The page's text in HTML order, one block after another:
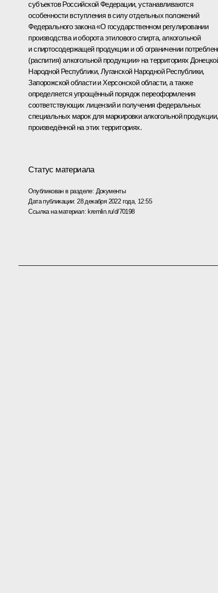
субъектов Российской Федерации, устанавливаются
особенности вступления в силу отдельных положений
Федерального закона «О государственном регулировании
производства и оборота этилового спирта, алкогольной
и спиртосодержащей продукции и об ограничении
(распития) алкогольной продукции» на территориях
Народной Республики, Луганской Народной Республики,
Запорожской области и Херсонской области, а также
определяется упрощённый порядок переоформления
соответствующих лицензий и получения федеральных
специальных марок для маркировки алкогольной продукции,
произведённой на этих территориях.
Статус материала
Опубликован в разделе: Документы
Дата публикации: 28 декабря 2022 года, 12:55
Ссылка на материал: kremlin.ru/d/70198